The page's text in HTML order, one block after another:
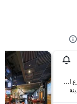
صندوق بريد 121545، شارع الكويت، بر دبي، دبي، الإمارات العربية المتحدة, دبي, الامارات العربية المتحدة